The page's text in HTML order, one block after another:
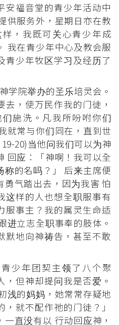
安福音堂的青少年活动中
供服务外，星期日亦在教
，我既可关心青少年成
我在青少年中心及教会服
青少年牧区学习及经历了
学院举办的圣乐培灵会。
，使万民作我的门徒，
施洗。凡我所吩咐你们
就常与你们同在，直到世
20)当他问我们可以为神
回应：「神啊！我可以全
的名吗？」 后来主席便
气踏出去，因为我害 怕
这样的人也想全职服事有
服事主？我的属灵生命适
进立志全职事奉的肢体。
默地向神祷告，甚至不敢
少年团契主领了八个聚
但神却提问我是否爱。
浅的妈妈，她常常存疑地
就不配作祂的门徒？」
直没有以 行动回应神，